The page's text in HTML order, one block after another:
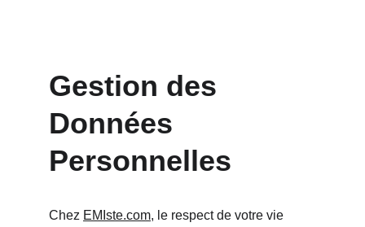
Gestion des
Données
Personnelles
Chez EMIste.com, le respect de votre vie